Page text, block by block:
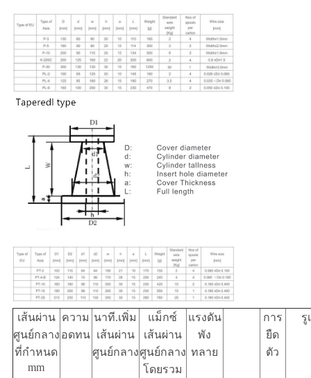
เส้นผ่าน
ศูนย์กลาง
ที่กำหนด
mm
ความ
อดทน
นาที.เพิ่ม
เส้นผ่าน
ศูนย์กลาง
แม็กซ์
เส้นผ่าน
ศูนย์กลาง
โดยรวม
แรงดัน
พัง
ทลาย
การ
ยืด
ตัว
รู